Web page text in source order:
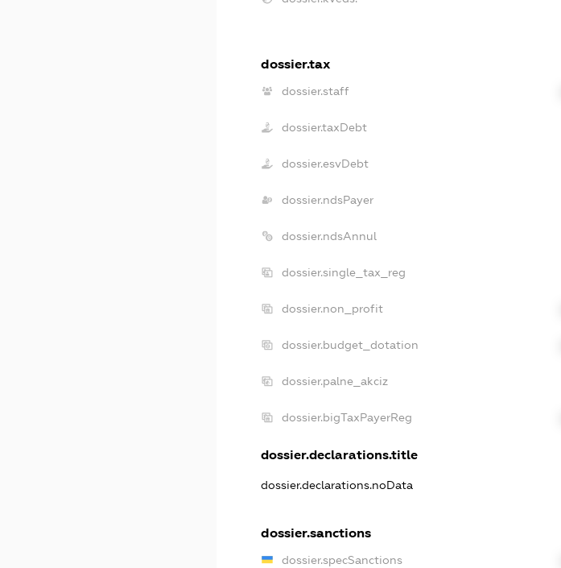
dossier.tax
dossier.staff
dossier.taxDebt
dossier.esvDebt
dossier.ndsPayer
dossier.ndsAnnul
dossier.single_tax_reg
dossier.non_profit
dossier.budget_dotation
dossier.palne_akciz
dossier.bigTaxPayerReg
dossier.declarations.title
dossier.declarations.noData
dossier.sanctions
dossier.specSanctions